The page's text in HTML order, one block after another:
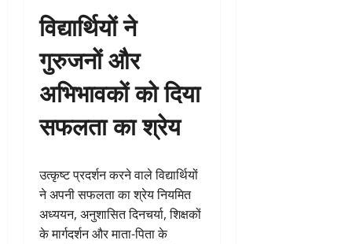
विद्यार्थियों ने
गुरुजनों और
अभिभावकों को दिया
सफलता का श्रेय
उत्कृष्ट प्रदर्शन करने वाले विद्यार्थियों
ने अपनी सफलता का श्रेय नियमित
अध्ययन, अनुशासित दिनचर्या, शिक्षकों
के मार्गदर्शन और माता-पिता के